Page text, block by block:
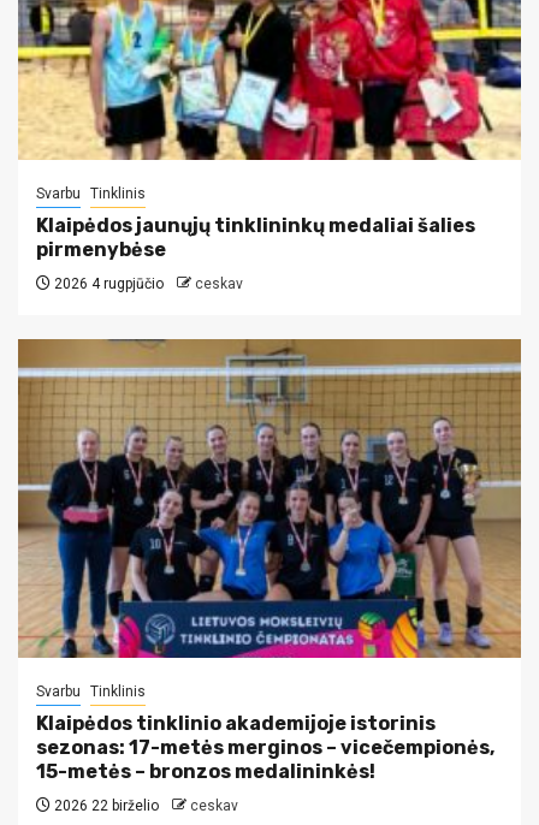
Svarbu Tinklinis
Klaipėdos jaunųjų tinklininkų medaliai šalies
pirmenybėse
2026 4 rugpjūčio ceskav
Svarbu Tinklinis
Klaipėdos tinklinio akademijoje istorinis
sezonas: 17-metės merginos – vicečempionės,
15-metės – bronzos medalininkės!
2026 22 birželio ceskav